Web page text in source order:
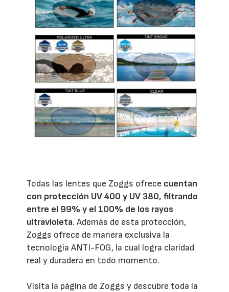
Todas las lentes que Zoggs ofrece cuentan
con protección UV 400 y UV 380, filtrando
entre el 99% y el 100% de los rayos
ultravioleta. Además de esta protección,
Zoggs ofrece de manera exclusiva la
tecnología ANTI-FOG, la cual logra claridad
real y duradera en todo momento.
Visita la página de Zoggs y descubre toda la